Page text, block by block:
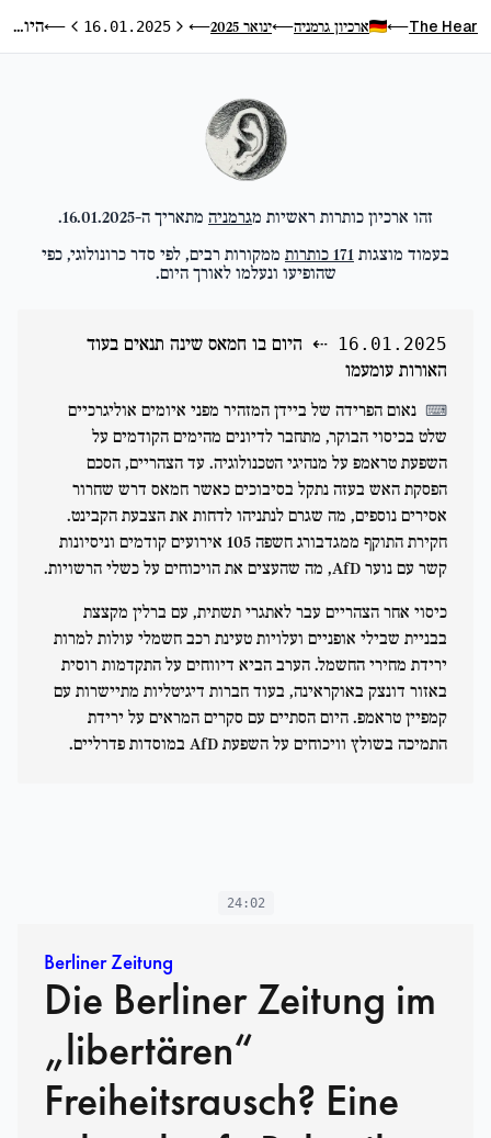
The Hear
⟵ ארכיון גרמניה⟵ינואר 2025 ⟵היום הקודם
16.01.2025 היום הבא
⟵ היום בו חמאס שינה תנאים בעוד האורות עומעמו
זהו ארכיון כותרות ראשיות מגרמניה מתאריך ה-16.01.2025
.
בעמוד מוצגות 171 כותרות ממקורות רבים, לפי סדר כרונולוגי, כפי
שהופיעו ונעלמו לאורך היום.
16.01.2025
⇠ היום בו חמאס שינה תנאים בעוד
האורות עומעמו
⌨ נאום הפרידה של ביידן המזהיר מפני איומים אוליגרכיים
שלט בכיסוי הבוקר, מתחבר לדיונים מהימים הקודמים על
השפעת טראמפ על מנהיגי הטכנולוגיה. עד הצהריים, הסכם
הפסקת האש בעזה נתקל בסיבוכים כאשר חמאס דרש שחרור
אסירים נוספים, מה שגרם לנתניהו לדחות את הצבעת הקבינט.
חקירת התוקף ממגדבורג חשפה 105 אירועים קודמים וניסיונות
קשר עם נוער AfD, מה שהעצים את הויכוחים על כשלי הרשויות.
כיסוי אחר הצהריים עבר לאתגרי תשתית, עם ברלין מקצצת
בבניית שבילי אופניים ועלויות טעינת רכב חשמלי עולות למרות
ירידת מחירי החשמל. הערב הביא דיווחים על התקדמות רוסית
באזור דונצק באוקראינה, בעוד חברות דיגיטליות מתיישרות עם
קמפיין טראמפ. היום הסתיים עם סקרים המראים על ירידת
התמיכה בשולץ וויכוחים על השפעת AfD במוסדות פדרליים.
24:02
Berliner Zeitung
Die Berliner Zeitung im
„libertären“
Freiheitsrausch? Eine